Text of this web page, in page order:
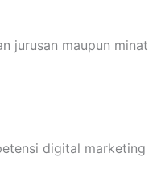
jurusan maupun minat
digital marketing